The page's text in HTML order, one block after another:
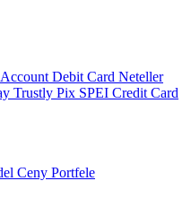
Debit Card Neteller
Trustly Pix SPEI Credit Card
Ceny Portfele